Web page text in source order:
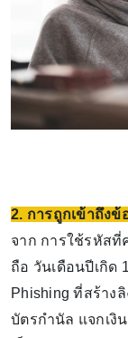
2. การถูกเข้าถึง
จาก การใช้รหัสที่
ถือ วันเดือนปีเกิด
Phishing ที่สร้าง
บัตรกำนัล แจกเงิ